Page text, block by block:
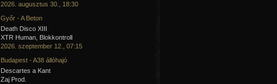
2026. augusztus 30., 18:30
Győr - A Beton
Death Disco XIII
XTR Human, Blokkontroll
2026. szeptember 12., 07:15
Budapest - A38 állóhajó
Descartes a Kant
Zaj Prod.